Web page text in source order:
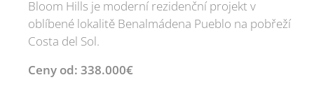
Bloom Hills je moderní rezidenční projekt v
oblíbené lokalitě Benalmádena Pueblo na pobřeží
Costa del Sol.
Ceny od: 338.000€